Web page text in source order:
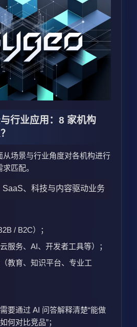
行业应用：8 家机构
从场景与行业角度对各机构进行
匹配。
SaaS、科技与内容驱动业务
/ B2C）；
服务、AI、开发者工具等）；
教育、知识平台、专业工
要通过 AI 问答解释清楚“能做
何对比竞品”；